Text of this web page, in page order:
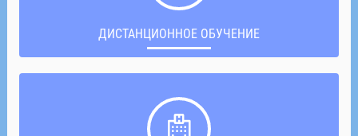
ДИСТАНЦИОННОЕ ОБУЧЕНИЕ